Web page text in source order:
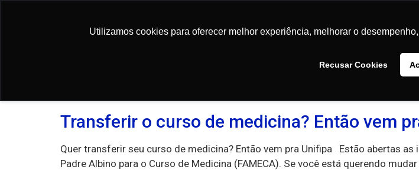
Utilizamos cookies para oferecer melhor experiência, melhorar o
Recusar Cookies
Utilizamos cookies para oferecer melhor experiência, melhorar o
Recusar Cookies
Transferir o curso de medicina? Então vem
Quer transferir seu curso de medicina? Então vem pra Unifipa Estão abertas
Padre Albino para o Curso de Medicina (FAMECA). Se você está querendo